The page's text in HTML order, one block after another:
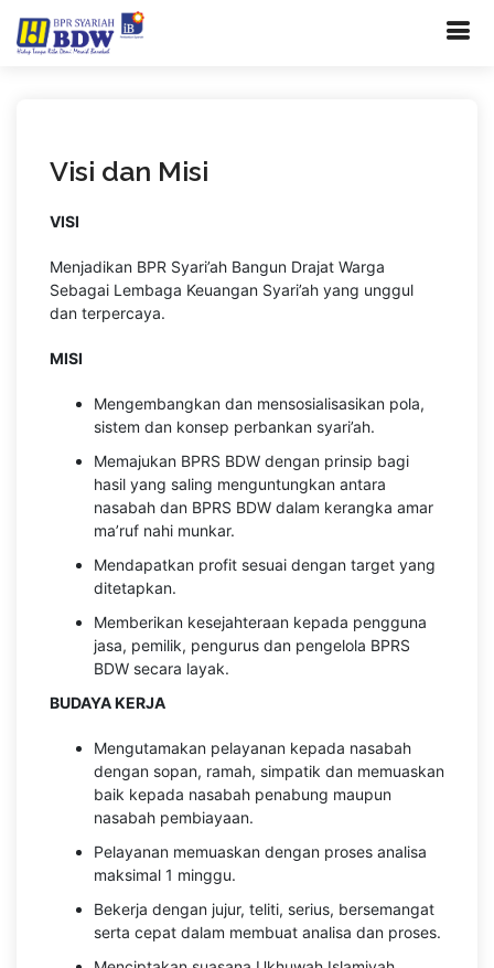
Visi dan Misi
VISI
Menjadikan BPR Syari’ah Bangun Drajat Warga
Sebagai Lembaga Keuangan Syari’ah yang unggul
dan terpercaya.
MISI
Mengembangkan dan mensosialisasikan pola,
sistem dan konsep perbankan syari’ah.
Memajukan BPRS BDW dengan prinsip bagi
hasil yang saling menguntungkan antara
nasabah dan BPRS BDW dalam kerangka amar
ma’ruf nahi munkar.
Mendapatkan profit sesuai dengan target yang
ditetapkan.
Memberikan kesejahteraan kepada pengguna
jasa, pemilik, pengurus dan pengelola BPRS
BDW secara layak.
BUDAYA KERJA
Mengutamakan pelayanan kepada nasabah
dengan sopan, ramah, simpatik dan memuaskan
baik kepada nasabah penabung maupun
nasabah pembiayaan.
Pelayanan memuaskan dengan proses analisa
maksimal 1 minggu.
Bekerja dengan jujur, teliti, serius, bersemangat
serta cepat dalam membuat analisa dan proses.